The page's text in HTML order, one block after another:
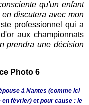
qu'un enfant
discutera avec mon
professionnel qui a
aux championnats
prendra une décision
à Nantes (comme ici
février) et pour cause : le